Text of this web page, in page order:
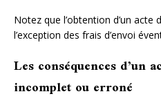
Notez que l’obtention d’un acte
l’exception des frais d’envoi
Les conséquences d’un
incomplet ou erroné